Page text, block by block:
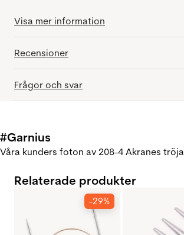
Visa mer information
Recensioner
Frågor och svar
#Garnius
Våra kunders foton av 208-4 Akranes tröja
Relaterade produkter
-29%